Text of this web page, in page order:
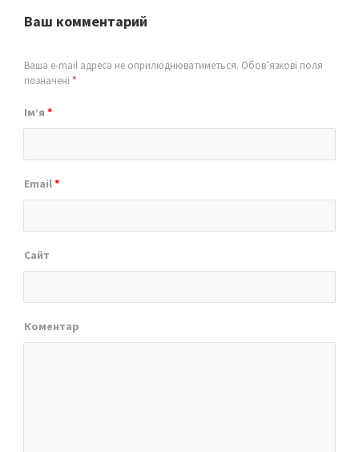
Ваш комментарий
Ваша e-mail адреса не оприлюднюватиметься. Обов’язкові поля
позначені *
Ім’я *
Email*
Сайт
Коментар